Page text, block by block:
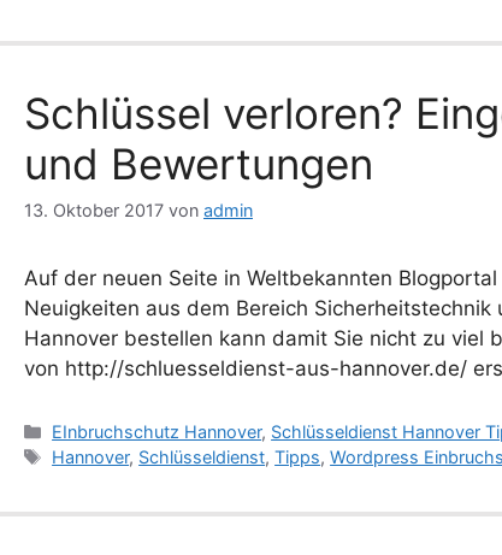
Schlüssel verloren?
und Bewertungen
13. Oktober 2017 von admin
Auf der neuen Seite in Weltbekannten
Neuigkeiten aus dem Bereich
Hannover bestellen kann damit Sie nicht zu viel
von http://schluesseldienst-aus-hannover.de/
Kategorien
EInbruchschutz Hannover, Schlüsseldienst Hannover
Schlagwörter
Hannover, Schlüsseldienst,Tipps,Wordpress